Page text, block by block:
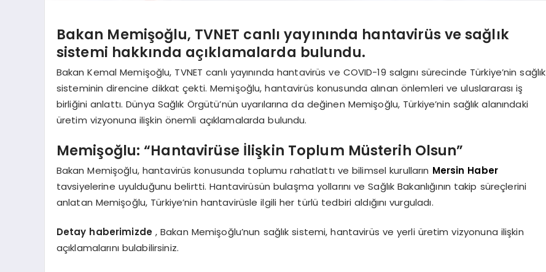
Bakan Memişoğlu, TVNET canlı yayınında hantavirüs ve sağlık
sistemi hakkında açıklamalarda bulundu.
Bakan Kemal Memişoğlu, TVNET canlı yayınında hantavirüs ve COVID-19 salgını sürecinde Türkiye’nin sağlık
sisteminin direncine dikkat çekti. Memişoğlu, hantavirüs konusunda alınan önlemleri ve uluslararası iş
birliğini anlattı. Dünya Sağlık Örgütü’nün uyarılarına da değinen Memişoğlu, Türkiye’nin sağlık alanındaki
üretim vizyonuna ilişkin önemli açıklamalarda bulundu.
Memişoğlu: “Hantavirüse İlişkin Toplum Müsterih Olsun”
Bakan Memişoğlu, hantavirüs konusunda toplumu rahatlattı ve bilimsel kurulların Mersin Haber
tavsiyelerine uyulduğunu belirtti. Hantavirüsün bulaşma yollarını ve Sağlık Bakanlığının takip süreçlerini
anlatan Memişoğlu, Türkiye’nin hantavirüsle ilgili her türlü tedbiri aldığını vurguladı.
Detay haberimizde , Bakan Memişoğlu’nun sağlık sistemi, hantavirüs ve yerli üretim vizyonuna ilişkin
açıklamalarını bulabilirsiniz.